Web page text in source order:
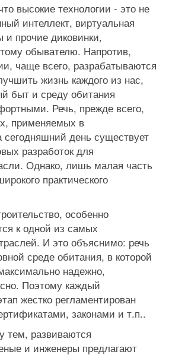
высокие технологии - это не
интеллект, виртуальная
и прочие диковинки,
обывателю. Напротив,
чаще всего, разрабатываются
жизнь каждого из нас,
быт и среду обитания
Речь, прежде всего,
применяемых в
сегодняшний день существует
разработок для
Однако, лишь малая часть
практического
особенно
к одной из самых
И это объяснимо: речь
среде обитания, в которой
надежно,
Поэтому каждый
жестко регламентирован
законами и т.п..
тем, развиваются
и инженеры предлагают